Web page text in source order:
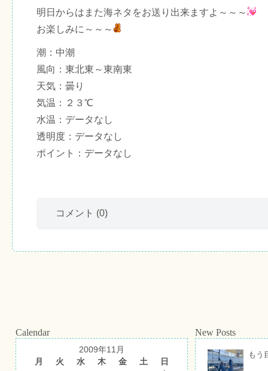
明日からはまた海ネタをお送り出来ますよ～～～
お楽しみに～～～
潮：中潮
風向：東北東～東南東
天気：曇り
気温：２３℃
水温：データなし
透明度：データなし
ポイント：データなし
コメント (0)
Calendar
2009年11月
月
火 水 木 金 土
日
New Posts
もう